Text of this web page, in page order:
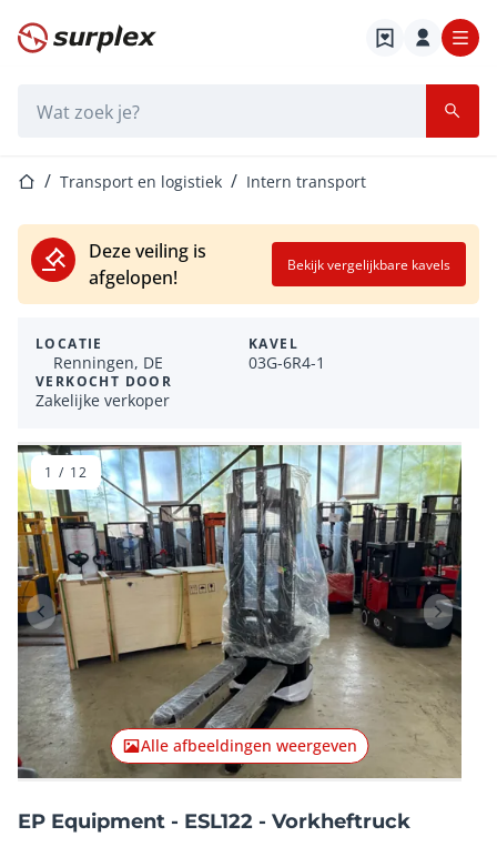
Startpagina
StartpaginaTransport en logistiek Intern transport
Deze veiling is
afgelopen!
Bekijk vergelijkbare kavels
LOCATIE
Renningen, DE
VERKOCHT DOOR
Zakelijke verkoper
KAVEL
03G-6R4-1
Vorig item
Alle afbeeldingen weergeven
1 / 12
EP Equipment - ESL122 - Vorkheftruck